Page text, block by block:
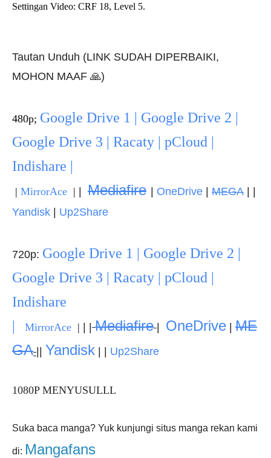
Settingan Video: CRF 18, Level 5.
Tautan Unduh (LINK SUDAH DIPERBAIKI,
MOHON MAAF 🙏)
480p; Google Drive 1 | Google Drive 2 |
Google Drive 3 | Racaty | pCloud |
Indishare |
| MirrorAce | | Mediafire OneDrive MEGA
Yandisk
Up2Share
720p: Google Drive 1 | Google Drive 2 |
Google Drive 3 | Racaty | pCloud |
Indishare
|
MirrorAce | | Mediafire OneDrive ME
GA
Yandisk Up2Share
1080P MENYUSULLL
Suka baca manga? Yuk kunjungi situs manga rekan kami
di: Mangafans